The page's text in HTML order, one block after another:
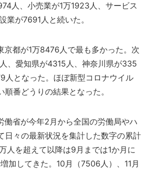
人、小売業が1万1923人、サービス
業が7691人と続いた。
都が1万8476人で最も多かった。次
、愛知県が4315人、神奈川県が335
人となった。ほぼ新型コロナウイル
順番どうりの結果となった。
省が今年2月から全国の労働局やハ
日々の最新状況を集計した数字の累計
人を超えて以降は9月までは1か月に
加してきた。10月（7506人）、11月